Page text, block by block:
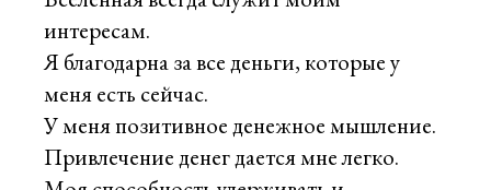
интересам.
Я благодарна за все деньги, которые у
меня есть сейчас.
У меня позитивное денежное мышление.
Привлечение денег дается мне легко.